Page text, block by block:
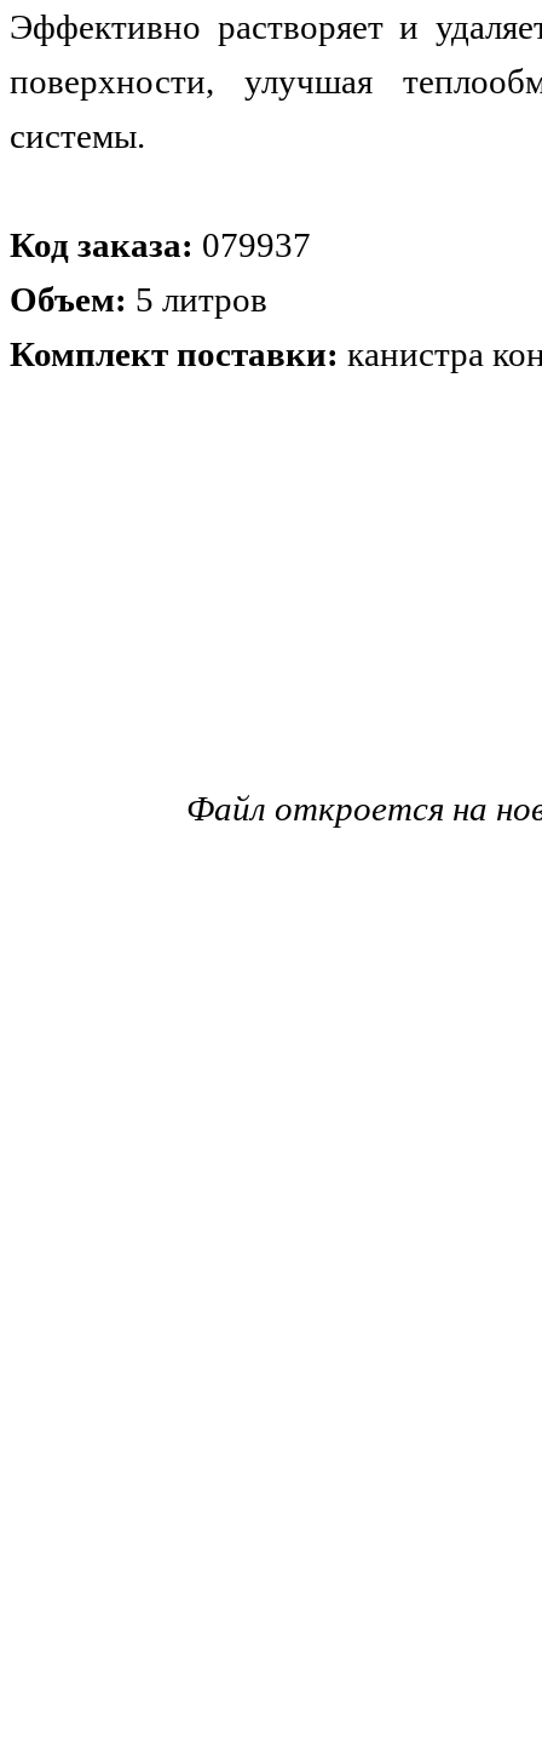
Эффективно растворяет и
поверхности, улучшая
системы.
Код заказа: 079937
Объем: 5 литров
Комплект поставки: канистра
Файл откроется на